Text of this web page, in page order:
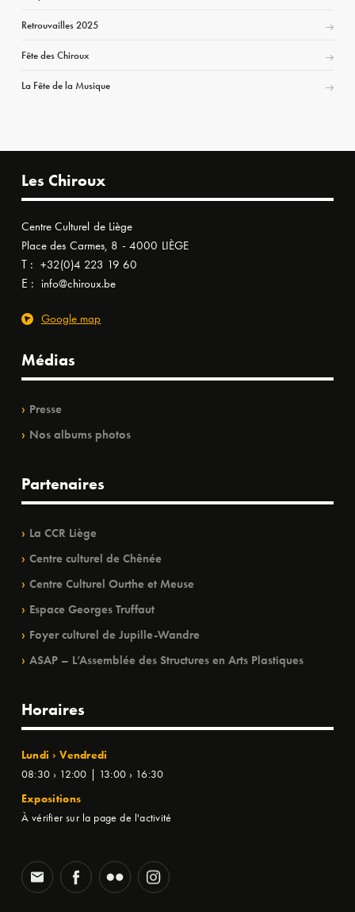
Retrouvailles 2025
Fête des Chiroux
La Fête de la Musique
Les Chiroux
Centre Culturel de Liège
Place des Carmes, 8 - 4000 LIÈGE
T : +32(0)4 223 19 60
E : info@chiroux.be
Google map
Médias
Presse
Nos albums photos
Partenaires
La CCR Liège
Centre culturel de Chênée
Centre Culturel Ourthe et Meuse
Espace Georges Truffaut
Foyer culturel de Jupille-Wandre
ASAP – L’Assemblée des Structures en Arts Plastiques
Horaires
Lundi › Vendredi
08:30 › 12:00 | 13:00 › 16:30
Expositions
À vérifier sur la page de l'activité